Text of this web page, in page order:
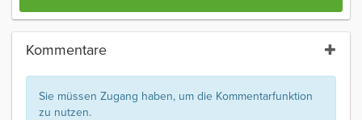
Kommentare
Sie müssen Zugang haben, um die Kommentarfunktion
zu nutzen.